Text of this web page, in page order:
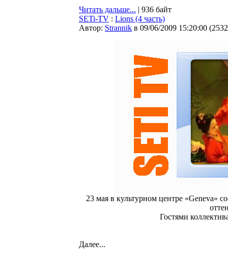
Читать дальше... | 936 байт
SETi-TV : Lions (4 часть)
Автор: Strannik в 09/06/2009 15:20:00 (
23 мая в культурном центре «Geneva»
Гостями
Далее...